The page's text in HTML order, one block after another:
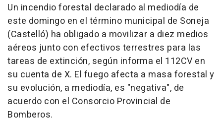
Un incendio forestal declarado al mediodía de
este domingo en el término municipal de Soneja
(Castelló) ha obligado a movilizar a diez medios
aéreos junto con efectivos terrestres para las
tareas de extinción, según informa el 112CV en
su cuenta de X. El fuego afecta a masa forestal y
su evolución, a mediodía, es "negativa", de
acuerdo con el Consorcio Provincial de
Bomberos.